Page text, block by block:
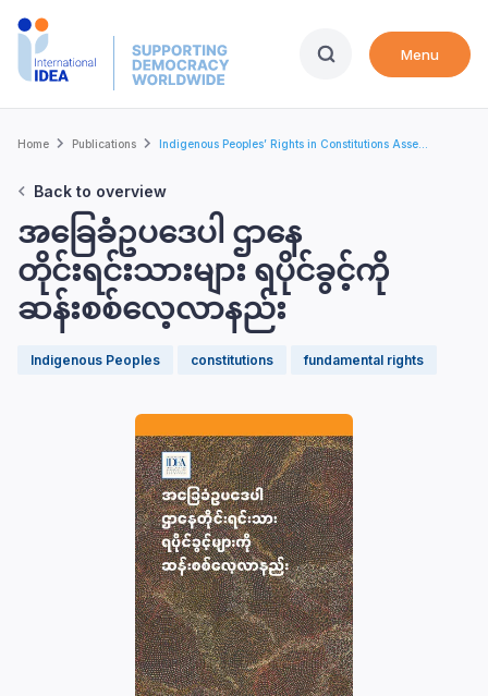
Skip
Menu
Breadcrumb
Home Publications Indigenous Peoples’ Rights in Constitutions Asse...
Back to overview
အခြေခံဥပဒေပါ ဌာနေ
တိုင်းရင်းသားများ ရပိုင်ခွင့်ကို
ဆန်းစစ်လေ့လာနည်း
Indigenous Peoples constitutions fundamental rights